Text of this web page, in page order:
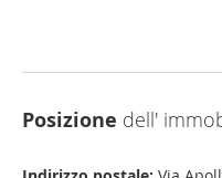
Posizione dell'